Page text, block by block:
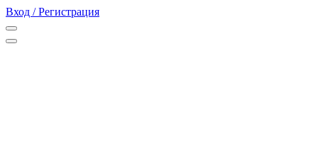
Вход / Регистрация